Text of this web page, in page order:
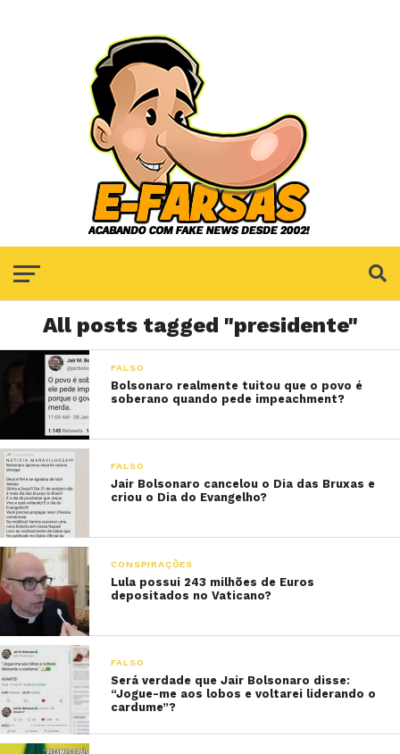
All posts tagged "presidente"
FALSO
Bolsonaro realmente tuitou que o povo é
soberano quando pede impeachment?
FALSO
Jair Bolsonaro cancelou o Dia das Bruxas e
criou o Dia do Evangelho?
CONSPIRAÇÕES
Lula possui 243 milhões de Euros
depositados no Vaticano?
FALSO
Será verdade que Jair Bolsonaro disse:
“Jogue-me aos lobos e voltarei liderando o
cardume”?